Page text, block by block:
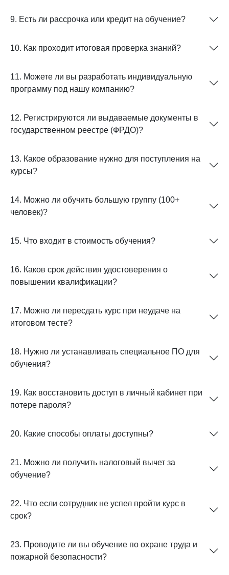
9. Есть ли рассрочка или кредит на обучение?
10. Как проходит итоговая проверка знаний?
11. Можете ли вы разработать индивидуальную
программу под нашу компанию?
12. Регистрируются ли выдаваемые документы в
государственном реестре (ФРДО)?
13. Какое образование нужно для поступления на
курсы?
14. Можно ли обучить большую группу (100+
человек)?
15. Что входит в стоимость обучения?
16. Каков срок действия удостоверения о
повышении квалификации?
17. Можно ли пересдать курс при неудаче на
итоговом тесте?
18. Нужно ли устанавливать специальное ПО для
обучения?
19. Как восстановить доступ в личный кабинет при
потере пароля?
20. Какие способы оплаты доступны?
21. Можно ли получить налоговый вычет за
обучение?
22. Что если сотрудник не успел пройти курс в
срок?
23. Проводите ли вы обучение по охране труда и
пожарной безопасности?